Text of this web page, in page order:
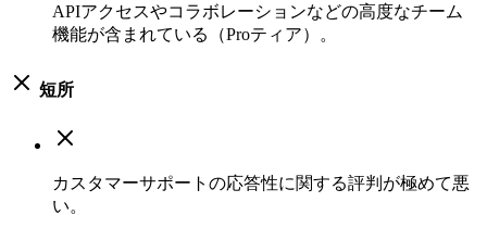
APIアクセスやコラボレーションなどの高度なチーム
機能が含まれている（Proティア）。
短所
カスタマーサポートの応答性に関する評判が極めて悪
い。